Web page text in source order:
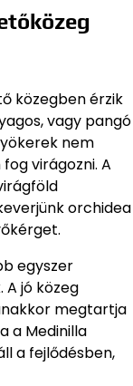
közegben érzik
vagy pangó
nem
virágozni. A
orchidea
egyszer
A jó közeg
megtartja
a Medinilla
a fejlődésben,